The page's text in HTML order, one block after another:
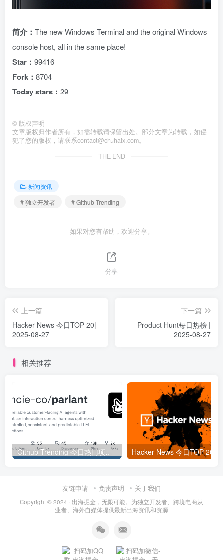
简介： The new Windows Terminal and the original Windows
console host, all in the same place!
Star： 99416
Fork： 8704
Today stars： 29
© 版权声明
文章版权归作者所有，如需转载请保留出处。部分文章为转载，如侵
犯了您的版权，请联系contact@chuhaix.com。
THE END
新闻资讯
# 独立开发者
# Github Trending
如果对您有帮助，欢迎分享。
分享
上一篇
Hacker News 今日TOP 20|
2025-08-27
下一篇
Product Hunt每日热榜 |
2025-08-27
相关推荐
Github Trending 今日热门项目 | 2025-09-06
友链申请 免责声明 关于我们
Copyright © 2024 · 出海掘金，无限可能。为独立开发者、跨境电商从
业者、海外自媒体提供最新出海资讯和资源